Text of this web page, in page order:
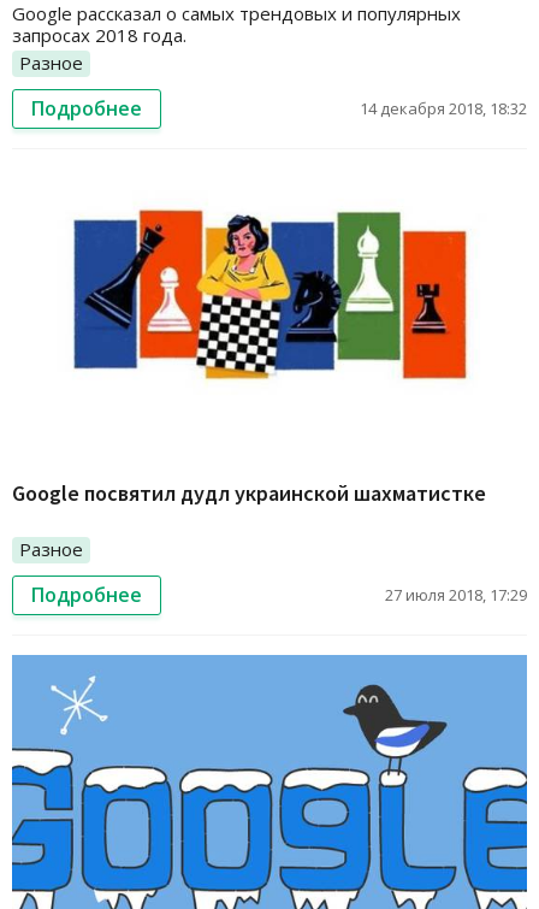
Google рассказал о самых трендовых и популярных
запросах 2018 года.
Разное
Подробнее 14 декабря 2018, 18:32
Google посвятил дудл украинской шахматистке
Разное
Подробнее 27 июля 2018, 17:29